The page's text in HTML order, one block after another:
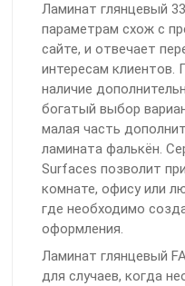
Ламинат глянцевый
параметрам схож с
сайте, и отвечает
интересам клиентов.
наличие
богатый выбор
малая часть
ламината фалькён.
Surfaces позволит
комнате, офису или
где необходимо
оформления.
Ламинат глянцевый
для случаев, когда